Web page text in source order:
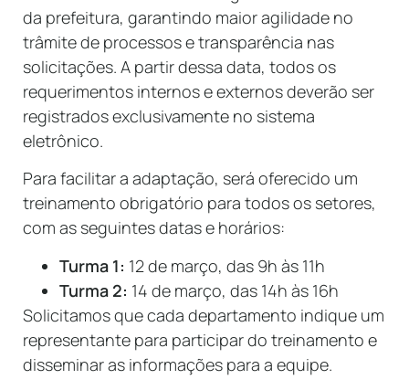
da prefeitura, garantindo maior agilidade no
trâmite de processos e transparência nas
solicitações. A partir dessa data, todos os
requerimentos internos e externos deverão ser
registrados exclusivamente no sistema
eletrônico.
Para facilitar a adaptação, será oferecido um
treinamento obrigatório para todos os setores,
com as seguintes datas e horários:
Turma 1: 12 de março, das 9h às 11h
Turma 2: 14 de março, das 14h às 16h
Solicitamos que cada departamento indique um
representante para participar do treinamento e
disseminar as informações para a equipe.